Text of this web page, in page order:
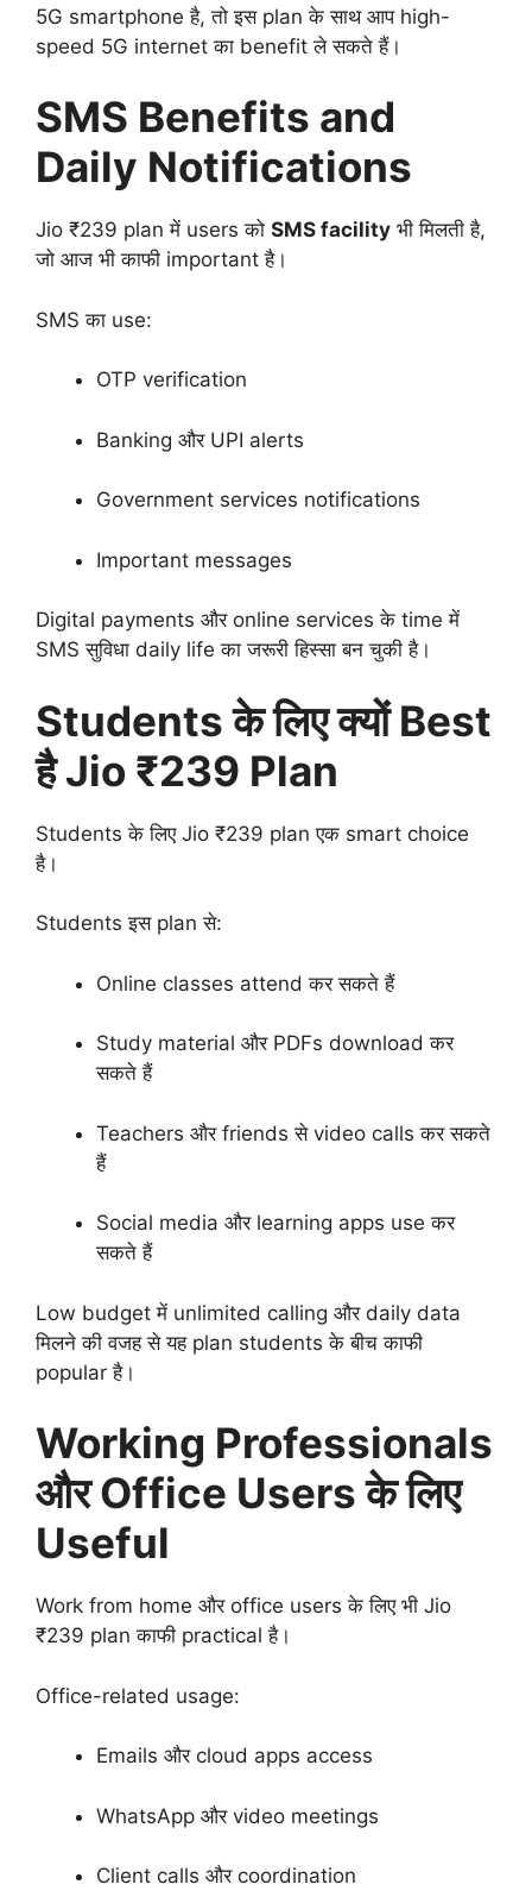
5G smartphone है, तो इस plan के साथ आप high-
speed 5G internet का benefit ले सकते हैं।
SMS Benefits and
Daily Notifications
Jio ₹239 plan में users को SMS facility भी मिलती है,
जो आज भी काफी important है।
SMS का use:
OTP verification
Banking और UPI alerts
Government services notifications
Important messages
Digital payments और online services के time में
SMS सुविधा daily life का जरूरी हिस्सा बन चुकी है।
Students के लिए क्यों Best
है Jio ₹239 Plan
Students के लिए Jio ₹239 plan एक smart choice
है।
Students इस plan से:
Online classes attend कर सकते हैं
Study material और PDFs download कर
सकते हैं
Teachers और friends से video calls कर सकते
हैं
Social media और learning apps use कर
सकते हैं
Low budget में unlimited calling और daily data
मिलने की वजह से यह plan students के बीच काफी
popular है।
Working Professionals
और Office Users के लिए
Useful
Work from home और office users के लिए भी Jio
₹239 plan काफी practical है।
Office-related usage:
Emails और cloud apps access
WhatsApp और video meetings
Client calls और coordination